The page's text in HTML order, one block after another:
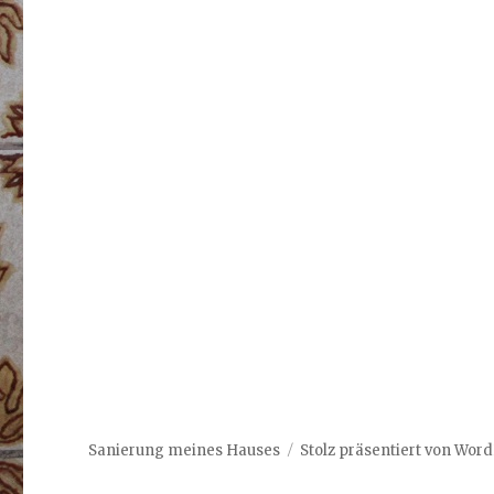
Sanierung meines Hauses Stolz präsentiert von